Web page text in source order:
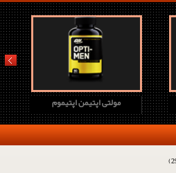
مولتی اپتیمن اپتیموم
prev